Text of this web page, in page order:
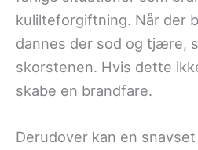
kulilteforgiftning. Når der
dannes der sod og tjære,
skorstenen. Hvis dette
skabe en brandfare.
Derudover kan en